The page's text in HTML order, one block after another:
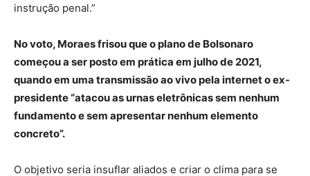
instrução penal.”
No voto, Moraes frisou que o plano de Bolsonaro
começou a ser posto em prática em julho de 2021,
quando em uma transmissão ao vivo pela internet o ex-
presidente “atacou as urnas eletrônicas sem nenhum
fundamento e sem apresentar nenhum elemento
concreto”.
O objetivo seria insuflar aliados e criar o clima para se